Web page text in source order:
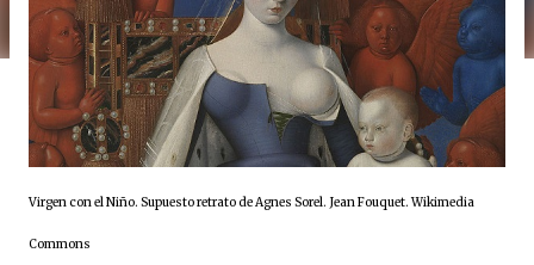
Virgen con el Niño. Supuesto retrato de Agnes Sorel. Jean Fouquet. Wikimedia
Commons